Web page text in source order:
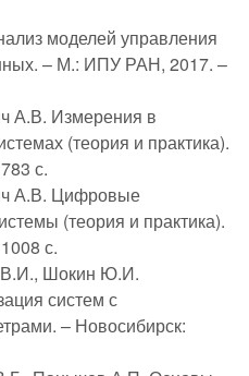
моделей управления
– М.: ИПУ РАН, 2017. –
А.В. Измерения в
(теория и практика).
с.
А.В. Цифровые
(теория и практика).
с.
В.И., Шокин Ю.И.
систем с
– Новосибирск: